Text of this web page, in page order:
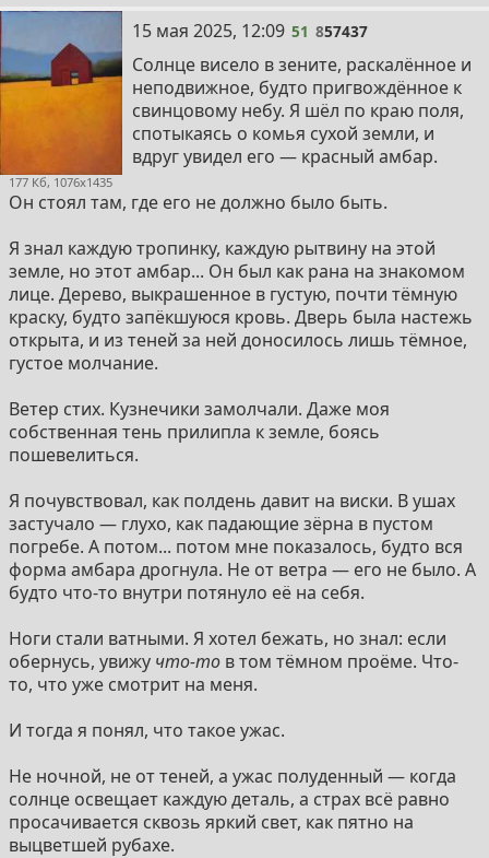
177 Кб, 1076x1435
51
15 мая 2025, 12:09 51 857437
Солнце висело в зените, раскалённое и
неподвижное, будто пригвождённое к
свинцовому небу. Я шёл по краю поля,
спотыкаясь о комья сухой земли, и
вдруг увидел его — красный амбар.
Он стоял там, где его не должно было быть.
Я знал каждую тропинку, каждую рытвину на этой
земле, но этот амбар... Он был как рана на знакомом
лице. Дерево, выкрашенное в густую, почти тёмную
краску, будто запёкшуюся кровь. Дверь была настежь
открыта, и из теней за ней доносилось лишь тёмное,
густое молчание.
Ветер стих. Кузнечики замолчали. Даже моя
собственная тень прилипла к земле, боясь
пошевелиться.
Я почувствовал, как полдень давит на виски. В ушах
застучало — глухо, как падающие зёрна в пустом
погребе. А потом... потом мне показалось, будто вся
форма амбара дрогнула. Не от ветра — его не было. А
будто что-то внутри потянуло её на себя.
Ноги стали ватными. Я хотел бежать, но знал: если
обернусь, увижу что-то в том тёмном проёме. Что-
то, что уже смотрит на меня.
И тогда я понял, что такое ужас.
Не ночной, не от теней, а ужас полуденный — когда
солнце освещает каждую деталь, а страх всё равно
просачивается сквозь яркий свет, как пятно на
выцветшей рубахе.